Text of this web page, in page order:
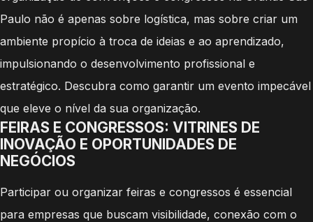
Paulo não é apenas sobre logística, mas sobre criar um
ambiente propício à troca de ideias e ao aprendizado,
impulsionando o desenvolvimento profissional e
estratégico. Descubra como garantir um evento impecável
que eleve o nível da sua organização.
FEIRAS E CONGRESSOS: VITRINES DE
INOVAÇÃO E OPORTUNIDADES DE
NEGÓCIOS
Participar ou organizar feiras e congressos é essencial
para empresas que buscam visibilidade, conexão com o